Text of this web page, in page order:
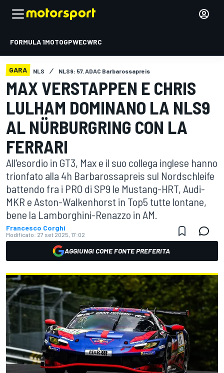
FORMULA 1MOTOGPWECWRC
GARA NLS NLS9: 57. ADAC Barbarossapreis
MAX VERSTAPPEN E CHRIS
LULHAM DOMINANO LA NLS9
AL NÜRBURGRING CON LA
FERRARI
All'esordio in GT3, Max e il suo collega inglese hanno
trionfato alla 4h Barbarossapreis sul Nordschleife
battendo fra i PRO di SP9 le Mustang-HRT, Audi-
MKR e Aston-Walkenhorst in Top5 tutte lontane,
bene la Lamborghini-Renazzo in AM.
Francesco Corghi
Modificato: 27 set 2025, 17:02
AGGIUNGI COME FONTE PREFERITA